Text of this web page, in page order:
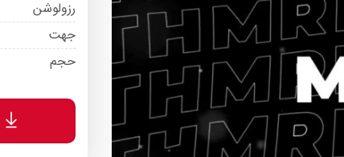
رزولوشن
جهت
حجم